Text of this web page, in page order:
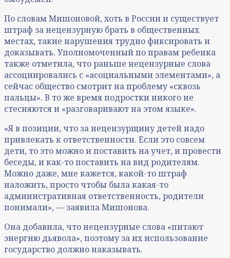
По словам Мишоновой, хоть в России и существует
штраф за нецензурную брать в общественных
местах, такие нарушения трудно фиксировать и
доказывать. Уполномоченный по правам ребенка
также отметила, что раньше нецензурные слова
ассоциировались с «асоциальными элементами», а
сейчас общество смотрит на проблему «сквозь
пальцы». В то же время подростки никого не
стесняются и «разговаривают на этом языке».
«Я в позиции, что за нецензурщину детей надо
привлекать к ответственности. Если это совсем
дети, то это можно и поставить на учет, и провести
беседы, и как-то поставить на вид родителям.
Можно даже, мне кажется, какой-то штраф
наложить, просто чтобы была какая-то
административная ответственность, родители
понимали», — заявила Мишонова.
Она добавила, что нецензурные слова «питают
энергию дьявола», поэтому за их использование
государство должно наказывать.